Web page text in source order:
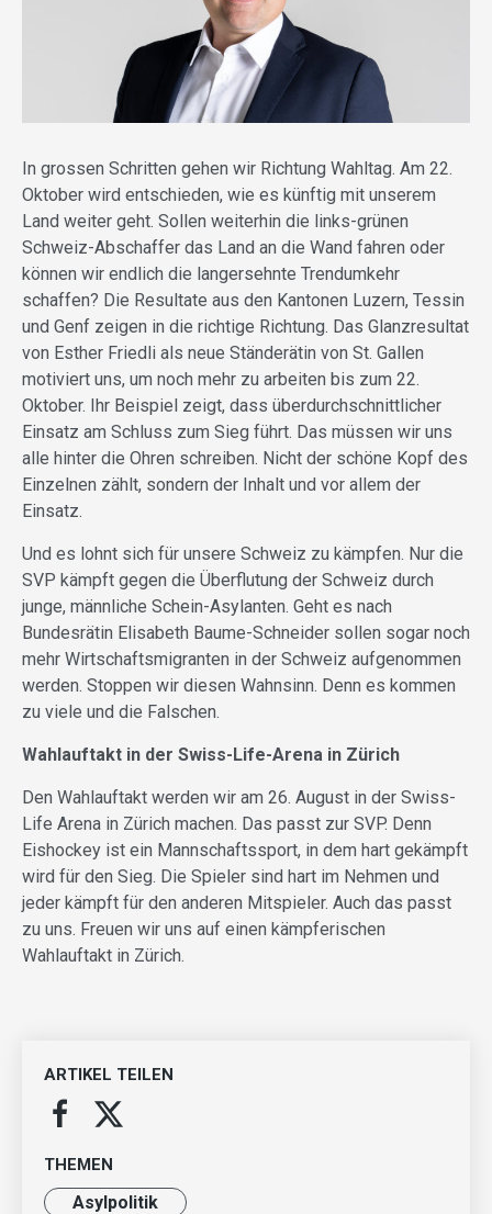
In grossen Schritten gehen wir Richtung Wahltag. Am 22.
Oktober wird entschieden, wie es künftig mit unserem
Land weiter geht. Sollen weiterhin die links-grünen
Schweiz-Abschaffer das Land an die Wand fahren oder
können wir endlich die langersehnte Trendumkehr
schaffen? Die Resultate aus den Kantonen Luzern, Tessin
und Genf zeigen in die richtige Richtung. Das Glanzresultat
von Esther Friedli als neue Ständerätin von St. Gallen
motiviert uns, um noch mehr zu arbeiten bis zum 22.
Oktober. Ihr Beispiel zeigt, dass überdurchschnittlicher
Einsatz am Schluss zum Sieg führt. Das müssen wir uns
alle hinter die Ohren schreiben. Nicht der schöne Kopf des
Einzelnen zählt, sondern der Inhalt und vor allem der
Einsatz.
Und es lohnt sich für unsere Schweiz zu kämpfen. Nur die
SVP kämpft gegen die Überflutung der Schweiz durch
junge, männliche Schein-Asylanten. Geht es nach
Bundesrätin Elisabeth Baume-Schneider sollen sogar noch
mehr Wirtschaftsmigranten in der Schweiz aufgenommen
werden. Stoppen wir diesen Wahnsinn. Denn es kommen
zu viele und die Falschen.
Wahlauftakt in der Swiss-Life-Arena in Zürich
Den Wahlauftakt werden wir am 26. August in der Swiss-
Life Arena in Zürich machen. Das passt zur SVP. Denn
Eishockey ist ein Mannschaftssport, in dem hart gekämpft
wird für den Sieg. Die Spieler sind hart im Nehmen und
jeder kämpft für den anderen Mitspieler. Auch das passt
zu uns. Freuen wir uns auf einen kämpferischen
Wahlauftakt in Zürich.
ARTIKEL TEILEN
THEMEN
Asylpolitik